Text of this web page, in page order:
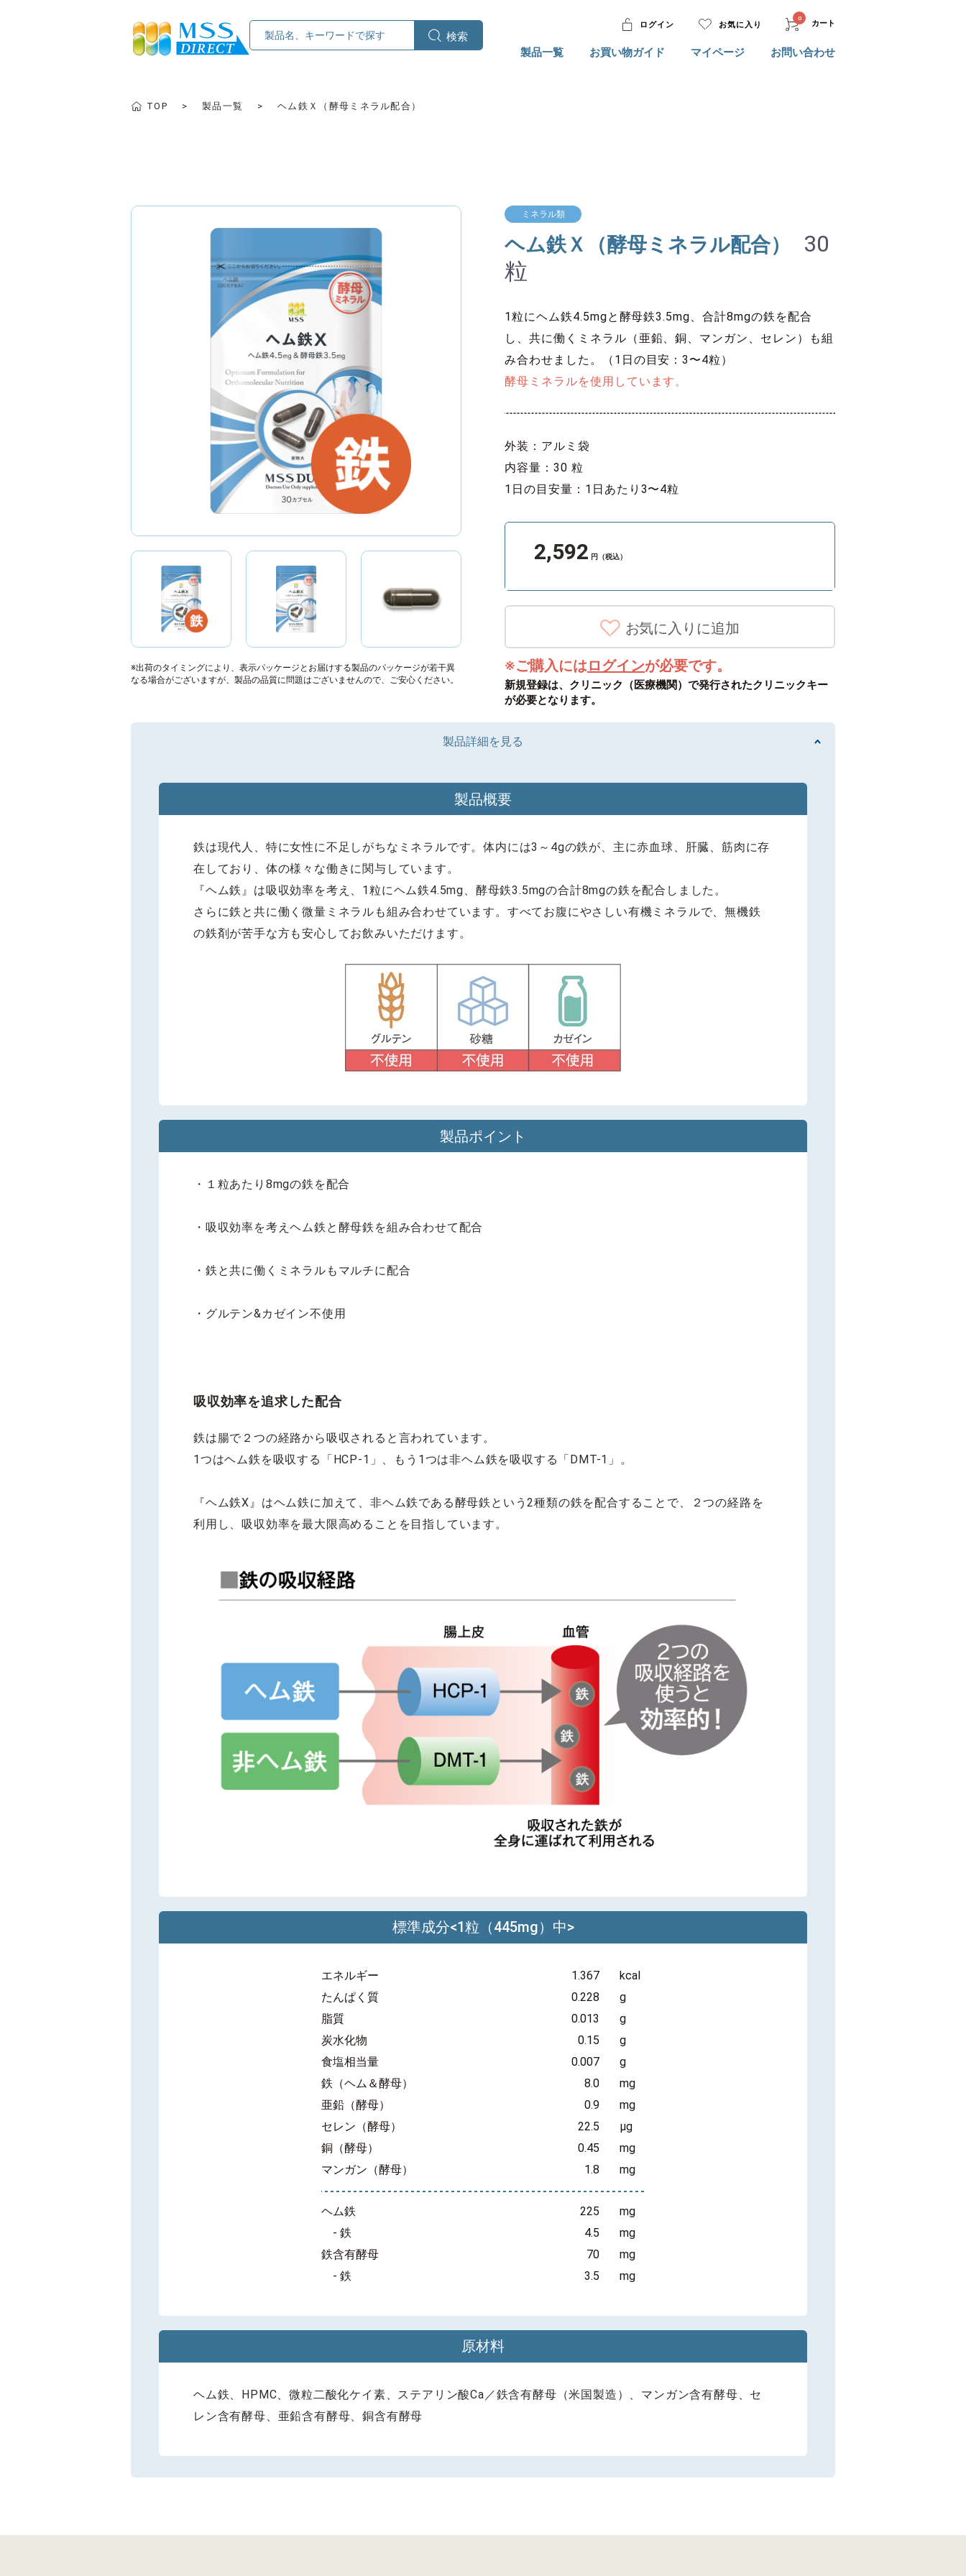
ログイン お気に入り
0
カート
製品一覧 お買い物ガイド マイページ お問い合わせ
TOP 製品一覧 ヘム鉄Ｘ（酵母ミネラル配合）
※出荷のタイミングにより、表示パッケージとお届けする製品のパッケージが若干異
なる場合がございますが、製品の品質に問題はございませんので、ご安心ください。
ミネラル類
ヘム鉄Ｘ（酵母ミネラル配合）
30
粒
1粒にヘム鉄4.5mgと酵母鉄3.5mg、合計8mgの鉄を配合
し、共に働くミネラル（亜鉛、銅、マンガン、セレン）も組
み合わせました。（1日の目安：3〜4粒）
酵母ミネラルを使用しています。
外装：アルミ袋
内容量：30 粒
1日の目安量：1日あたり3〜4粒
2,592 円（税込）
※ご購入にはログインが必要です。
新規登録は、クリニック（医療機関）で発行されたクリニックキー
が必要となります。
製品詳細を見る
製品概要
鉄は現代人、特に女性に不足しがちなミネラルです。体内には3～4gの鉄が、主に赤血球、肝臓、筋肉に存
在しており、体の様々な働きに関与しています。
『ヘム鉄』は吸収効率を考え、1粒にヘム鉄4.5mg、酵母鉄3.5mgの合計8mgの鉄を配合しました。
さらに鉄と共に働く微量ミネラルも組み合わせています。すべてお腹にやさしい有機ミネラルで、無機鉄
の鉄剤が苦手な方も安心してお飲みいただけます。
製品ポイント
・１粒あたり8mgの鉄を配合
・吸収効率を考えヘム鉄と酵母鉄を組み合わせて配合
・鉄と共に働くミネラルもマルチに配合
・グルテン&カゼイン不使用
吸収効率を追求した配合
鉄は腸で２つの経路から吸収されると言われています。
1つはヘム鉄を吸収する「HCP-1」、もう1つは非ヘム鉄を吸収する「DMT-1」。
『ヘム鉄X』はヘム鉄に加えて、非ヘム鉄である酵母鉄という2種類の鉄を配合することで、２つの経路を
利用し、吸収効率を最大限高めることを目指しています。
標準成分<1粒（445mg）中>
エネルギー 1.367
kcal
たんぱく質
0.228
g
脂質
0.013
g
炭水化物
0.15
g
食塩相当量
0.007
g
鉄（ヘム＆酵母）
8.0
mg
亜鉛（酵母）
0.9
mg
セレン（酵母）
22.5
μg
銅（酵母）
0.45
mg
マンガン（酵母）
1.8 mg
ヘム鉄 225
mg
- 鉄
4.5
mg
鉄含有酵母
70
mg
- 鉄
3.5 mg
原材料
ヘム鉄、HPMC、微粒二酸化ケイ素、ステアリン酸Ca／鉄含有酵母（米国製造）、マンガン含有酵母、セ
レン含有酵母、亜鉛含有酵母、銅含有酵母